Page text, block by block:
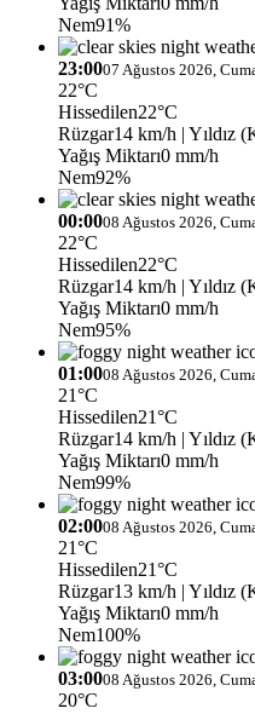
Nem91%
23:0007 Ağustos 2026,
22°C
Hissedilen22°C
Rüzgar14 km/h | Yıldız
Yağış Miktarı0 mm/h
Nem92%
00:0008 Ağustos 2026,
22°C
Hissedilen22°C
Rüzgar14 km/h | Yıldız
Yağış Miktarı0 mm/h
Nem95%
01:0008 Ağustos 2026,
21°C
Hissedilen21°C
Rüzgar14 km/h | Yıldız
Yağış Miktarı0 mm/h
Nem99%
02:0008 Ağustos 2026,
21°C
Hissedilen21°C
Rüzgar13 km/h | Yıldız
Yağış Miktarı0 mm/h
Nem100%
03:0008 Ağustos 2026,
20°C